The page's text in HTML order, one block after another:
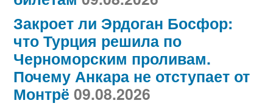
Закроет ли Эрдоган Босфор:
что Турция решила по
Черноморским проливам.
Почему Анкара не отступает от
Монтрё 09.08.2026